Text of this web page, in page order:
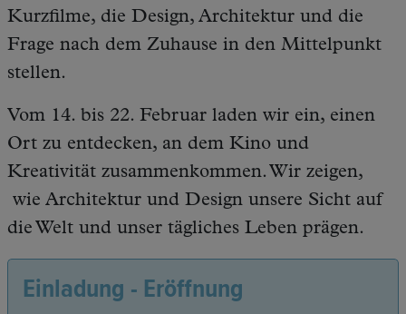
Kurzfilme, die Design, Architektur und die
Frage nach dem Zuhause in den Mittelpunkt
stellen.
Vom 14. bis 22. Februar laden wir ein, einen
Ort zu entdecken, an dem Kino und
Kreativität zusammenkommen. Wir zeigen,
wie Architektur und Design unsere Sicht auf
die Welt und unser tägliches Leben prägen.
Einladung - Eröffnung